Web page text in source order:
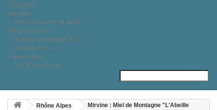
Chocolats
Nougats
Biscuits sucrés et salés
Biscuits sucrés
Huiles essentielles BIO
Produits Frais
Paniers frais
Nos fournisseurs
Rhône Alpes
Mirvine : Miel de Montagne "L'Abeille